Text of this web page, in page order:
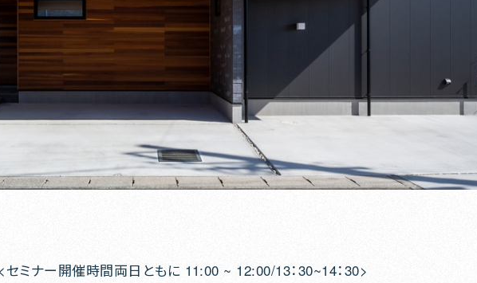
ミナー開催時間両日ともに 11:00 ~ 12:00/13：30~14：30>